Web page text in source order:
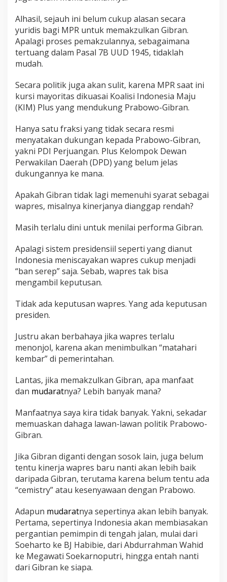
Alhasil, sejauh ini belum cukup alasan secara
yuridis bagi MPR untuk memakzulkan Gibran.
Apalagi proses pemakzulannya, sebagaimana
tertuang dalam Pasal 7B UUD 1945, tidaklah
mudah.
Secara politik juga akan sulit, karena MPR saat ini
kursi mayoritas dikuasai Koalisi Indonesia Maju
(KIM) Plus yang mendukung Prabowo-Gibran.
Hanya satu fraksi yang tidak secara resmi
menyatakan dukungan kepada Prabowo-Gibran,
yakni PDI Perjuangan. Plus Kelompok Dewan
Perwakilan Daerah (DPD) yang belum jelas
dukungannya ke mana.
Apakah Gibran tidak lagi memenuhi syarat sebagai
wapres, misalnya kinerjanya dianggap rendah?
Masih terlalu dini untuk menilai performa Gibran.
Apalagi sistem presidensiil seperti yang dianut
Indonesia meniscayakan wapres cukup menjadi
“ban serep” saja. Sebab, wapres tak bisa
mengambil keputusan.
Tidak ada keputusan wapres. Yang ada keputusan
presiden.
Justru akan berbahaya jika wapres terlalu
menonjol, karena akan menimbulkan “matahari
kembar” di pemerintahan.
Lantas, jika memakzulkan Gibran, apa manfaat
dan mudaratnya? Lebih banyak mana?
Manfaatnya saya kira tidak banyak. Yakni, sekadar
memuaskan dahaga lawan-lawan politik Prabowo-
Gibran.
Jika Gibran diganti dengan sosok lain, juga belum
tentu kinerja wapres baru nanti akan lebih baik
daripada Gibran, terutama karena belum tentu ada
“cemistry” atau kesenyawaan dengan Prabowo.
Adapun mudaratnya sepertinya akan lebih banyak.
Pertama, sepertinya Indonesia akan membiasakan
pergantian pemimpin di tengah jalan, mulai dari
Soeharto ke BJ Habibie, dari Abdurrahman Wahid
ke Megawati Soekarnoputri, hingga entah nanti
dari Gibran ke siapa.